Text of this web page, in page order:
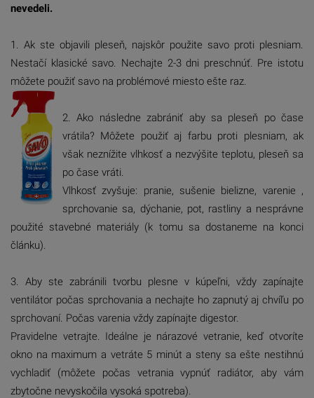
nevedeli.
1. Ak ste objavili pleseň, najskôr použite savo proti plesniam.
Nestačí klasické savo. Nechajte 2-3 dni preschnúť. Pre istotu
môžete použiť savo na problémové miesto ešte raz.
2. Ako následne zabrániť aby sa pleseň po čase
vrátila? Môžete použiť aj farbu proti plesniam, ak
však neznížite vlhkosť a nezvýšite teplotu, pleseň sa
po čase vráti.
Vlhkosť zvyšuje: pranie, sušenie bielizne, varenie ,
sprchovanie sa, dýchanie, pot, rastliny a nesprávne
použité stavebné materiály (k tomu sa dostaneme na konci
článku).
3. Aby ste zabránili tvorbu plesne v kúpeľni, vždy zapínajte
ventilátor počas sprchovania a nechajte ho zapnutý aj chvíľu po
sprchovaní. Počas varenia vždy zapínajte digestor.
Pravidelne vetrajte. Ideálne je nárazové vetranie, keď otvoríte
okno na maximum a vetráte 5 minút a steny sa ešte nestihnú
vychladiť (môžete počas vetrania vypnúť radiátor, aby vám
zbytočne nevyskočila vysoká spotreba).